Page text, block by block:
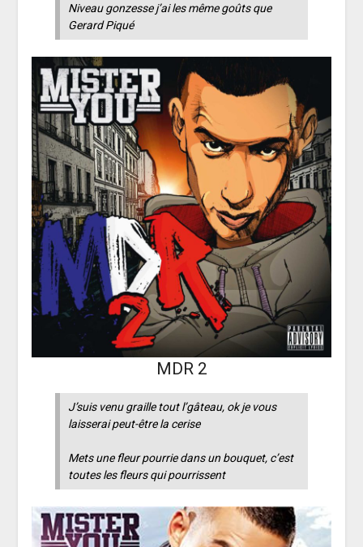
Niveau gonzesse j’ai les même goûts que
Gerard Piqué
MDR 2
J’suis venu graille tout l’gâteau, ok je vous
laisserai peut-être la cerise
Mets une fleur pourrie dans un bouquet, c’est
toutes les fleurs qui pourrissent